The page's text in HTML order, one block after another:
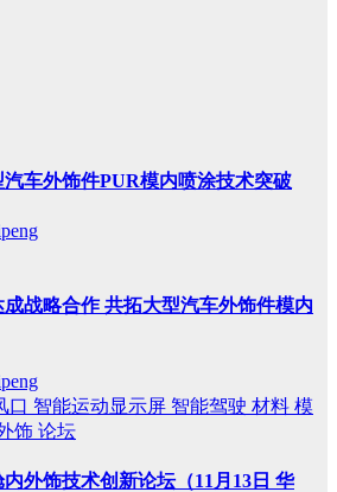
车外饰件PUR模内喷涂技术突破
战略合作 共拓大型汽车外饰件模内
口 智能运动显示屏 智能驾驶 材料 模
饰 论坛
外饰技术创新论坛（11月13日 华